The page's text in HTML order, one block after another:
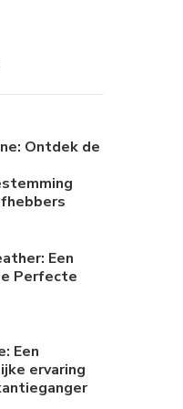
Ontdek de
Een
Perfecte
Een
ervaring